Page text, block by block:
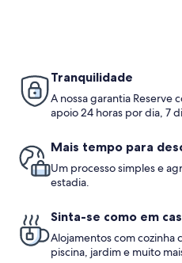
Tranquilidade
A nossa garantia Reserve
apoio 24 horas por dia, 7
Mais tempo para
Um processo simples e
estadia.
Sinta-se como em
Alojamentos com cozinha
piscina, jardim e muito